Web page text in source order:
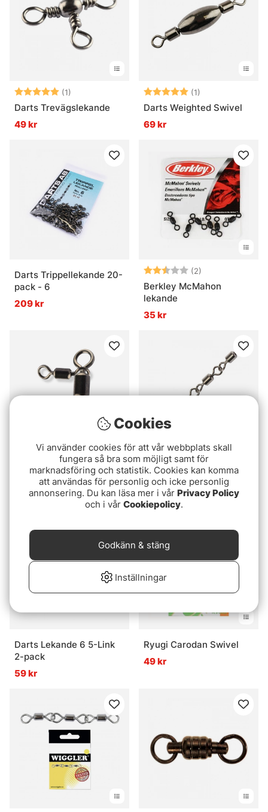
Betyg: (1)
5.0 utav 5 stjärnor
Darts Trevägslekande
49 kr
Betyg: (1)
Darts Weighted Swivel
69 kr
Darts Trippellekande 20-
pack - 6
209 kr
Betyg: (2)
Berkley McMahon
lekande
35 kr
Darts Trevägs Intercross
Darts Lekande 6 4-Link
3-pack
59 kr
Darts Lekande 6 5-Link
2-pack
59 kr
Ryugi Carodan Swivel
49 kr
Cookies
Vi använder cookies för att vår webbplats skall
fungera så bra som möjligt samt för
marknadsföring och statistik. Cookies kan komma
att användas för personlig och icke personlig
annonsering. Du kan läsa mer i vår Privacy Policy
och i vår Cookiepolicy.
Inställningar
Godkänn & stäng